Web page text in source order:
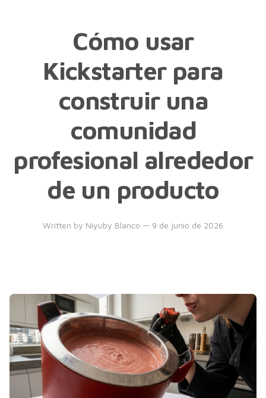
Cómo usar
Kickstarter para
construir una
comunidad
profesional alrededor
de un producto
Written by Niyuby Blanco — 9 de junio de 2026